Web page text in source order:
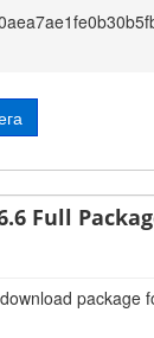
Full
package